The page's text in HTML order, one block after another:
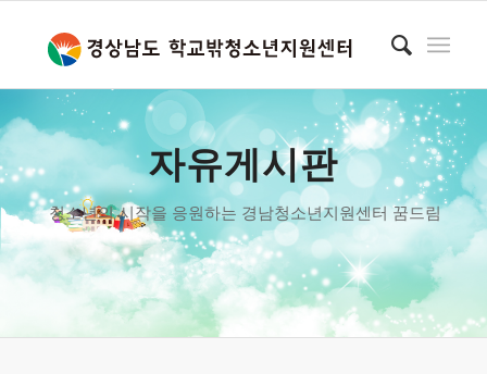
자유게시판
청소년의 시작을 응원하는 경남청소년지원센터 꿈드림